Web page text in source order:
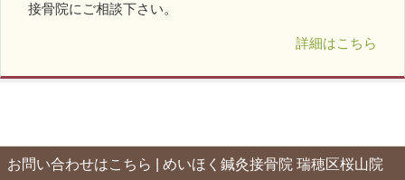
接骨院にご相談下さい。
詳細はこちら
お問い合わせはこちら | めいほく鍼灸接骨院 瑞穂区桜山院